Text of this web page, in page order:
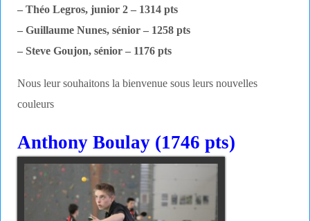
– Théo Legros, junior 2 – 1314 pts
– Guillaume Nunes, sénior – 1258 pts
– Steve Goujon, sénior – 1176 pts
Nous leur souhaitons la bienvenue sous leurs nouvelles
couleurs
Anthony Boulay (1746 pts)